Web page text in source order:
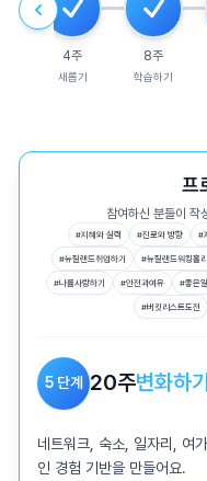
4주
새롭기
8주
학습하기
프
참여하신 분들이 작
#지혜와 실력 #진로와 방향 #
#뉴질랜드취업하기 #뉴질랜드워킹홀
#나를사랑하기 #안전과여유 #좋은
#버킷리스트도전
5 단계 20주변화하기
네트워크, 숙소, 일자리, 여
인 경험 기반을 만들어요.